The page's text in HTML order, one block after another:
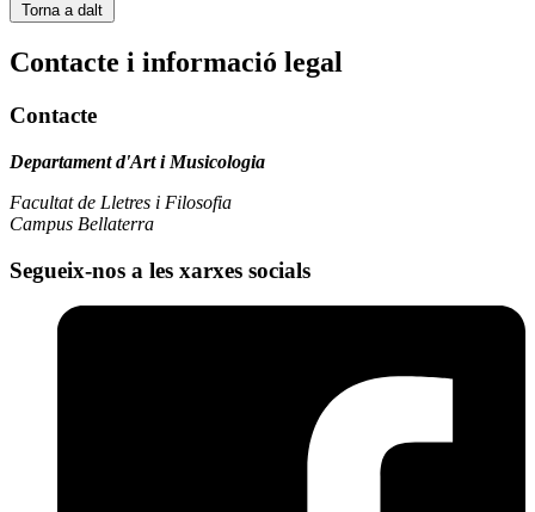
Torna a dalt
Contacte i informació legal
Contacte
Departament d'Art i Musicologia
Facultat de Lletres i Filosofia
Campus Bellaterra
Segueix-nos a les xarxes socials